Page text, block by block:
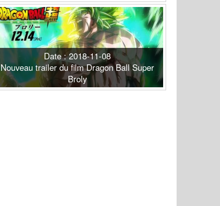
Date : 2018-11-08
Nouveau trailer du film Dragon Ball Super
Broly